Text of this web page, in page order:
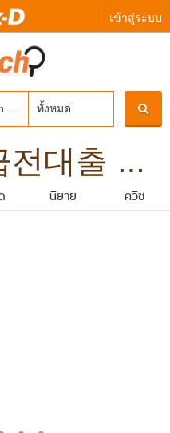
เข้าสู่ระบบ
ทั้งหมด
연체자소액급전대출 탤ㄺ램 tsbusim 김포시신불자소액급전대출 탬스뷰선불유심내구제 주부소액급전대출당일 타인명의선불유심매입문의
นิยาย ควิซ